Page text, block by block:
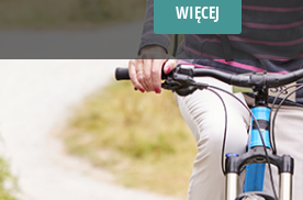
WIĘCEJ